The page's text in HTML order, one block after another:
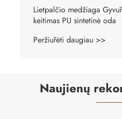
spalvos
Naujienų